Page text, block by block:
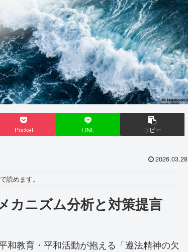
Pocket LINE コピー
2026.03.28
で読めます。
カニズム分析と対策提言
和教育・平和活動が抱える「遵法精神の欠